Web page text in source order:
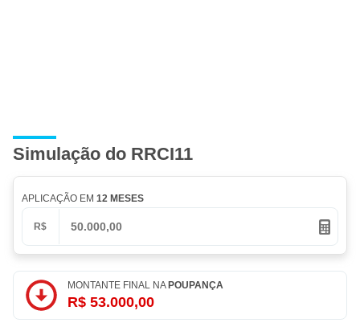
Simulação do RRCI11
APLICAÇÃO EM 12 MESES
R$
MONTANTE FINAL NA POUPANÇA
R$ 53.000,00